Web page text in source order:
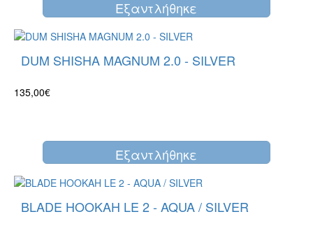
Eξαντλήθηκε
DUM SHISHA MAGNUM 2.0 - SILVER
135,00€
Eξαντλήθηκε
BLADE HOOKAH LE 2 - AQUA / SILVER